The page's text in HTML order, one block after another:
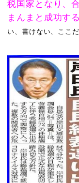
税国家となり、
まんまと成功す
い、書けない、ここ